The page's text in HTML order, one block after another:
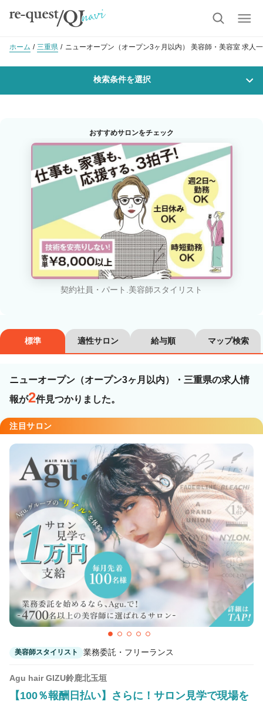
ホーム 三重県 ニューオープン（オープン3ヶ月以内） 美容師・美容室 求人
検索条件を選択
沿線・駅を選択 市区町村を選択
技能ランク
美容師スタイリスト 美容師アシスタント
カラーリスト フロント・レセプション
ヘアメイク・美容部員 アイリスト
講師・インストラクター 営業・販売スタッフ・その他
業務委託・フリーランス
詳細条件
ニューオープン（オープン3ヶ月以内） 詳細条件を変更
この条件の求人数2件
検索する
おすすめサロンをチェック
契約社員・パート.美容師スタイリスト
標準 適性サロン 給与順 マップ検索
ニューオープン（オープン3ヶ月以内）・三重県の求人情
報が2件見つかりました。
注目サロン
美容師スタイリスト 業務委託・フリーランス
Agu hair GIZU鈴鹿北玉垣
【100％報酬日払い】さらに！サロン見学で現場を